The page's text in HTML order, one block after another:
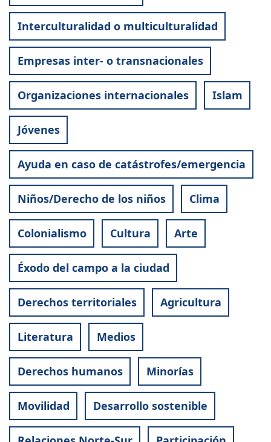
Interculturalidad o multiculturalidad
Empresas inter- o transnacionales
Organizaciones internacionales Islam
Jóvenes
Ayuda en caso de catástrofes/emergencia
Niños/Derecho de los niños Clima
Colonialismo Cultura Arte
Éxodo del campo a la ciudad
Derechos territoriales Agricultura
Literatura Medios
Derechos humanos Minorías
Movilidad Desarrollo sostenible